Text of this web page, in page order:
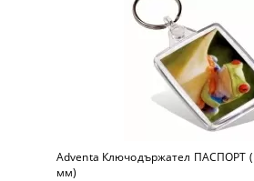
Adventa Ключодържател ПАСПОРТ
мм)